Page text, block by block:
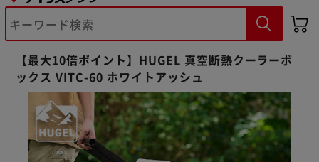
【最大10倍ポイント】HUGEL 真空断熱クーラーボ
ックス VITC-60 ホワイトアッシュ